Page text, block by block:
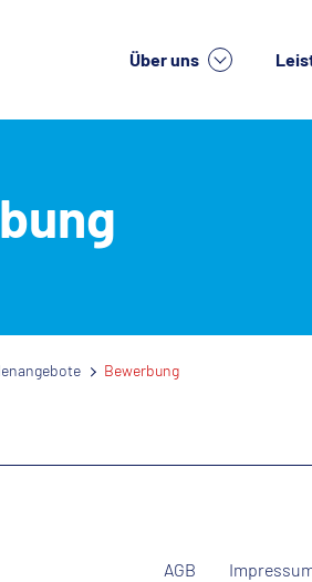
Über uns
Bewerbung
AGB